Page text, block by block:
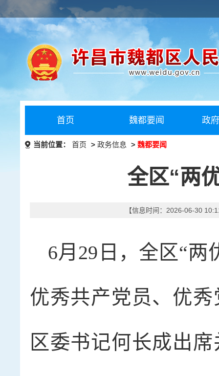
首页 魏都要闻 政
当前位置： 首页 > 政务信息 > 魏都要闻
全区“两
【信息时间：2026-06-30
6月29日，全区“两
优秀共产党员、优
区委书记何长成出